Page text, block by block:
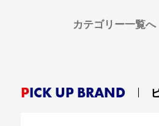
カテゴリー一覧へ
PICK UP BRAND